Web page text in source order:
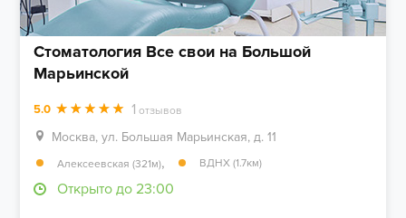
Стоматология Все свои на Большой
Марьинской
5.0 1 отзывов
Москва, ул. Большая Марьинская, д. 11
Алексеевская (321м), ВДНХ (1.7км)
Открыто до 23:00